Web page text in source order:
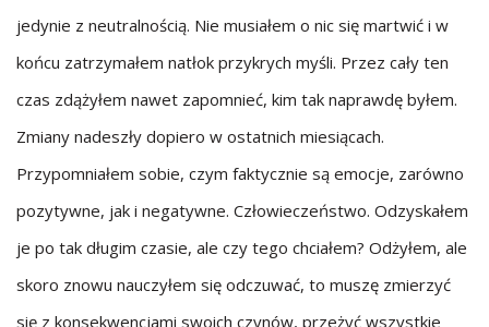
jedynie z neutralnością. Nie musiałem o nic się martwić i w
końcu zatrzymałem natłok przykrych myśli. Przez cały ten
czas zdążyłem nawet zapomnieć, kim tak naprawdę byłem.
Zmiany nadeszły dopiero w ostatnich miesiącach.
Przypomniałem sobie, czym faktycznie są emocje, zarówno
pozytywne, jak i negatywne. Człowieczeństwo. Odzyskałem
je po tak długim czasie, ale czy tego chciałem? Odżyłem, ale
skoro znowu nauczyłem się odczuwać, to muszę zmierzyć
się z konsekwencjami swoich czynów, przeżyć wszystkie